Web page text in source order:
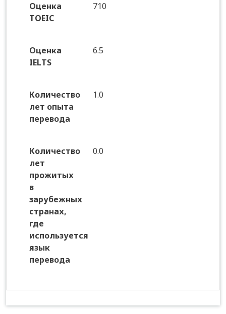
Оценка
TOEIC
710
Оценка
IELTS
6.5
Количество
лет опыта
перевода
1.0
Количество
лет
прожитых
в
зарубежных
странах,
где
используется
язык
перевода
0.0